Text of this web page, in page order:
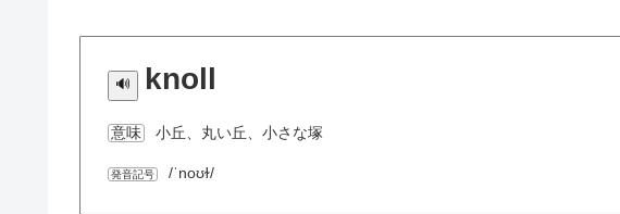
knoll
意味 小丘、丸い丘、小さな塚
発音記号 /ˈnoʊɫ/